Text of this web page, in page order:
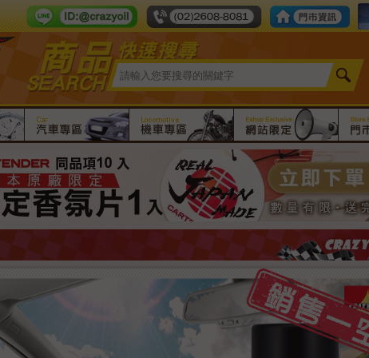
Line ID：crazy-oil tel number：02-
限時團購 汽車專區 機車專區 網